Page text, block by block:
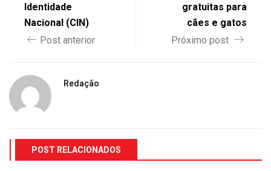
Identidade
Nacional (CIN)
Post anterior
gratuitas para
cães e gatos
Próximo post
Redação
POST RELACIONADOS